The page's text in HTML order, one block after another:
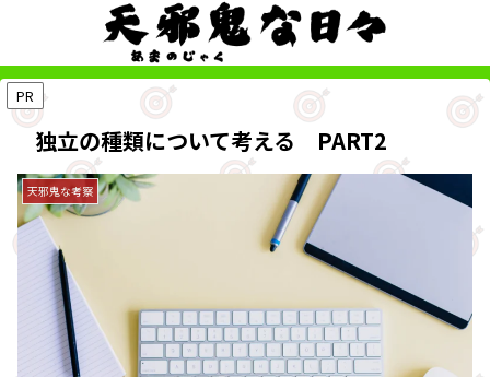
PR
独立の種類について考える PART2
天邪鬼な考察